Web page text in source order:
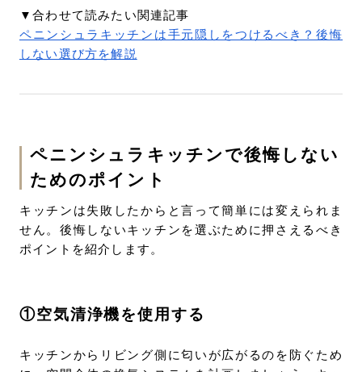
▼合わせて読みたい関連記事
ペニンシュラキッチンは手元隠しをつけるべき？後悔
しない選び方を解説
ペニンシュラキッチンで後悔しない
ためのポイント
キッチンは失敗したからと言って簡単には変えられま
せん。後悔しないキッチンを選ぶために押さえるべき
ポイントを紹介します。
①空気清浄機を使用する
キッチンからリビング側に匂いが広がるのを防ぐため